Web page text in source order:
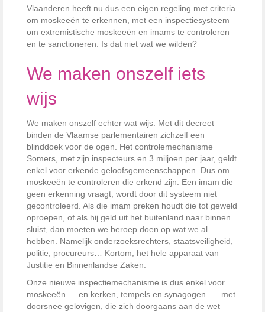
Vlaanderen heeft nu dus een eigen regeling met criteria
om moskeeën te erkennen, met een inspectiesysteem
om extremistische moskeeën en imams te controleren
en te sanctioneren. Is dat niet wat we wilden?
We maken onszelf iets
wijs
We maken onszelf echter wat wijs. Met dit decreet
binden de Vlaamse parlementairen zichzelf een
blinddoek voor de ogen. Het controlemechanisme
Somers, met zijn inspecteurs en 3 miljoen per jaar, geldt
enkel voor erkende geloofsgemeenschappen. Dus om
moskeeën te controleren die erkend zijn. Een imam die
geen erkenning vraagt, wordt door dit systeem niet
gecontroleerd. Als die imam preken houdt die tot geweld
oproepen, of als hij geld uit het buitenland naar binnen
sluist, dan moeten we beroep doen op wat we al
hebben. Namelijk onderzoeksrechters, staatsveiligheid,
politie, procureurs… Kortom, het hele apparaat van
Justitie en Binnenlandse Zaken.
Onze nieuwe inspectiemechanisme is dus enkel voor
moskeeën — en kerken, tempels en synagogen — met
doorsnee gelovigen, die zich doorgaans aan de wet